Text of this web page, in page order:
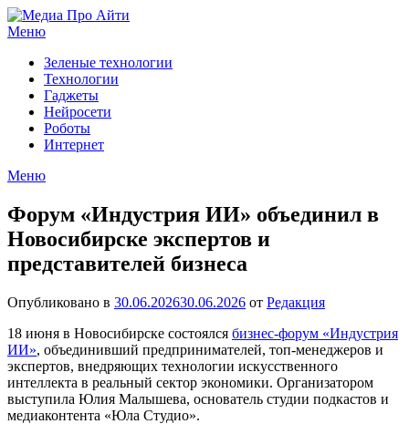
Перейти
к
Меню
Зеленые технологии
Технологии
Гаджеты
Нейросети
Роботы
Интернет
Меню
Форум «Индустрия ИИ» объединил в
Новосибирске экспертов и
представителей бизнеса
Опубликовано в 30.06.202630.06.2026 от Редакция
18 июня в Новосибирске состоялся бизнес-форум «Индустрия
ИИ», объединивший предпринимателей, топ-менеджеров и
экспертов, внедряющих технологии искусственного
интеллекта в реальный сектор экономики. Организатором
выступила Юлия Малышева, основатель студии подкастов и
медиаконтента «Юла Студио».